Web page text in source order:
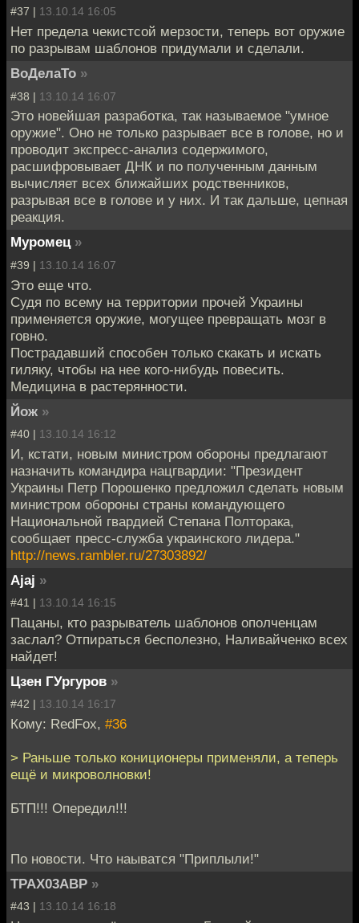
#37 | 13.10.14 16:05
Нет предела чекистсой мерзости, теперь вот оружие
по разрывам шаблонов придумали и сделали.
ВоДелаТо »
#38 | 13.10.14 16:07
Это новейшая разработка, так называемое "умное
оружие". Оно не только разрывает все в голове, но и
проводит экспресс-анализ содержимого,
расшифровывает ДНК и по полученным данным
вычисляет всех ближайших родственников,
разрывая все в голове и у них. И так дальше, цепная
реакция.
Муромец »
#39 | 13.10.14 16:07
Это еще что.
Судя по всему на территории прочей Украины
применяется оружие, могущее превращать мозг в
говно.
Пострадавший способен только скакать и искать
гиляку, чтобы на нее кого-нибудь повесить.
Медицина в растерянности.
Йож »
#40 | 13.10.14 16:12
И, кстати, новым министром обороны предлагают
назначить командира нацгвардии: "Президент
Украины Петр Порошенко предложил сделать новым
министром обороны страны командующего
Национальной гвардией Степана Полторака,
сообщает пресс-служба украинского лидера."
http://news.rambler.ru/27303892/
Ajaj »
#41 | 13.10.14 16:15
Пацаны, кто разрыватель шаблонов ополченцам
заслал? Отпираться бесполезно, Наливайченко всех
найдет!
Цзен ГУргуров »
#42 | 13.10.14 16:17
Кому: RedFox, #36
> Раньше только кониционеры применяли, а теперь
ещё и микроволновки!
БТП!!! Опередил!!!
По новости. Что наыватся "Приплыли!"
TPAX03ABP »
#43 | 13.10.14 16:18